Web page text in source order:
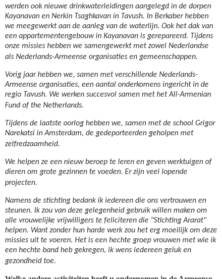
werden ook nieuwe drinkwaterleidingen aangelegd in de dorpen
Kayanavan en Nerkin Tsaghkavan in Tavush. In Berkaber hebben
we meegewerkt aan de aanleg van de waterlijn. Ook het dak van
een appartementengebouw in Kayanavan is gerepareerd. Tijdens
onze missies hebben we samengewerkt met zowel Nederlandse
als Nederlands-Armeense organisaties en gemeenschappen.
Vorig jaar hebben we, samen met verschillende Nederlands-
Armeense organisaties, een aantal onderkomens ingericht in de
regio Tavush. We werken succesvol samen met het All-Armenian
Fund of the Netherlands.
Tijdens de laatste oorlog hebben we, samen met de school Grigor
Narekatsi in Amsterdam, de gedeporteerden geholpen met
zelfredzaamheid.
We helpen ze een nieuw beroep te leren en geven werktuigen of
dieren om grote gezinnen te voeden. Er zijn veel lopende
projecten.
Namens de stichting bedank ik iedereen die ons vertrouwen en
steunen. Ik zou van deze gelegenheid gebruik willen maken om
alle vrouwelijke vrijwilligers te feliciteren die "Stichting Ararat"
helpen. Want zonder hun harde werk zou het erg moeilijk om deze
missies uit te voeren. Het is een hechte groep vrouwen met wie ik
een hechte band heb gekregen, ik wens iedereen geluk en
gezondheid toe.